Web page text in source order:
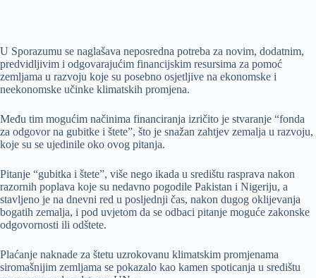
U Sporazumu se naglašava neposredna potreba za novim, dodatnim,
predvidljivim i odgovarajućim financijskim resursima za pomoć
zemljama u razvoju koje su posebno osjetljive na ekonomske i
neekonomske učinke klimatskih promjena.
Među tim mogućim načinima financiranja izričito je stvaranje “fonda
za odgovor na gubitke i štete”, što je snažan zahtjev zemalja u razvoju,
koje su se ujedinile oko ovog pitanja.
Pitanje “gubitka i štete”, više nego ikada u središtu rasprava nakon
razornih poplava koje su nedavno pogodile Pakistan i Nigeriju, a
stavljeno je na dnevni red u posljednji čas, nakon dugog oklijevanja
bogatih zemalja, i pod uvjetom da se odbaci pitanje moguće zakonske
odgovornosti ili odštete.
Plaćanje naknade za štetu uzrokovanu klimatskim promjenama
siromašnijim zemljama se pokazalo kao kamen spoticanja u središtu